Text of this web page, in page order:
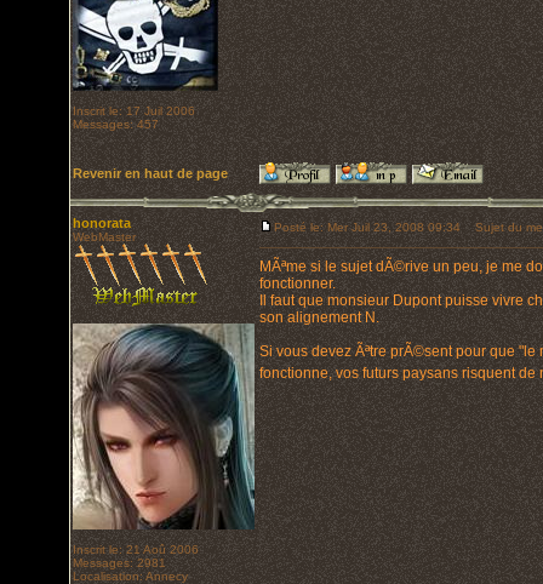
Inscrit le: 17 Juil 2006
Messages: 457
Revenir en haut de page
honorata
WebMaster
Inscrit le: 21 Aoû 2006
Messages: 2981
Localisation: Annecy
Posté le: Mer Juil 23, 2008 09:34 Sujet du
MÃªme si le sujet dÃ©rive un peu, je me
fonctionner.
Il faut que monsieur Dupont puisse vivre
son alignement N.
Si vous devez Ãªtre prÃ©sent pour que
fonctionne, vos futurs paysans risquent